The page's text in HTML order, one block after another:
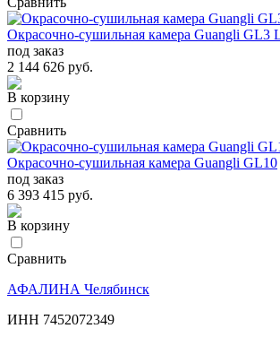
Окрасочно-сушильная камера Guangli GL3
под заказ
2 144 626 руб.
В корзину
Сравнить
Окрасочно-сушильная камера Guangli GL10
под заказ
6 393 415 руб.
В корзину
Сравнить
АФАЛИНА Челябинск
ИНН 7452072349